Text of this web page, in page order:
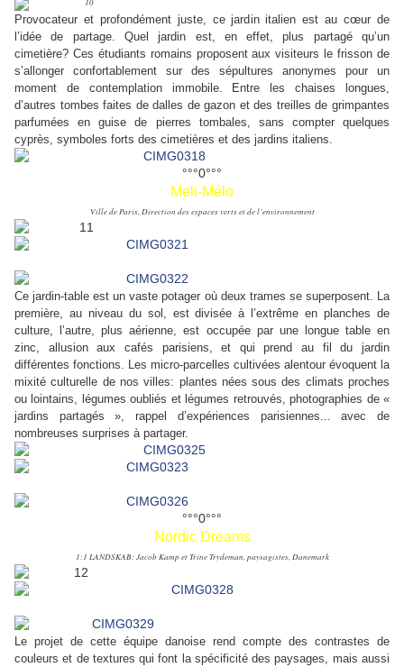
Provocateur et profondément juste, ce jardin italien est au cœur de
l’idée de partage. Quel jardin est, en effet, plus partagé qu’un
cimetière? Ces étudiants romains proposent aux visiteurs le frisson de
s’allonger confortablement sur des sépultures anonymes pour un
moment de contemplation immobile. Entre les chaises longues,
d’autres tombes faites de dalles de gazon et des treilles de grimpantes
parfumées en guise de pierres tombales, sans compter quelques
cyprès, symboles forts des cimetières et des jardins italiens.
°°°0°°°
Meli-Mélo
Ville de Paris, Direction des espaces verts et de l’environnement
Ce jardin-table est un vaste potager où deux trames se superposent. La
première, au niveau du sol, est divisée à l’extrême en planches de
culture, l’autre, plus aérienne, est occupée par une longue table en
zinc, allusion aux cafés parisiens, et qui prend au fil du jardin
différentes fonctions. Les micro-parcelles cultivées alentour évoquent la
mixité culturelle de nos villes: plantes nées sous des climats proches
ou lointains, légumes oubliés et légumes retrouvés, photographies de «
jardins partagés », rappel d’expériences parisiennes... avec de
nombreuses surprises à partager.
°°°0°°°
Nordic Dreams
1:1 LANDSKAB: Jacob Kamp et Trine Trydeman, paysagistes, Danemark
Le projet de cette équipe danoise rend compte des contrastes de
couleurs et de textures qui font la spécificité des paysages, mais aussi